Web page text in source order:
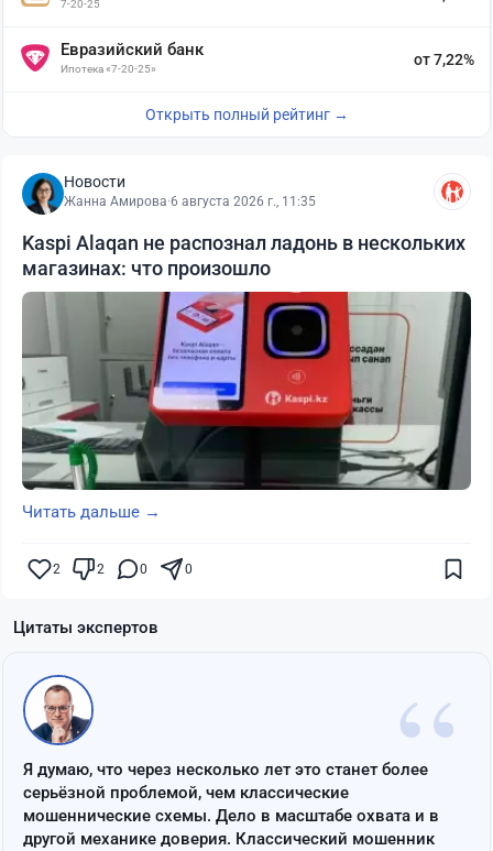
7-20-25
Евразийский банк
Ипотека «7-20-25»
от 7,22%
Открыть полный рейтинг →
Новости
Жанна Амирова·6 августа 2026 г., 11:35
Kaspi Alaqan не распознал ладонь в нескольких
магазинах: что произошло
Читать дальше →
2 2 0 0
Цитаты экспертов
“
Я думаю, что через несколько лет это станет более
серьёзной проблемой, чем классические
мошеннические схемы. Дело в масштабе охвата и в
другой механике доверия. Классический мошенник